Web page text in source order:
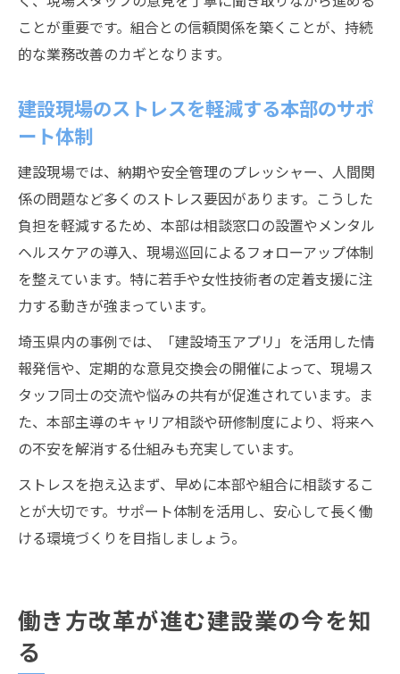
ことが重要です。組合との信頼関係を築くことが、持続
的な業務改善のカギとなります。
建設現場のストレスを軽減する本部のサポ
ート体制
建設現場では、納期や安全管理のプレッシャー、人間関
係の問題など多くのストレス要因があります。こうした
負担を軽減するため、本部は相談窓口の設置やメンタル
ヘルスケアの導入、現場巡回によるフォローアップ体制
を整えています。特に若手や女性技術者の定着支援に注
力する動きが強まっています。
埼玉県内の事例では、「建設埼玉アプリ」を活用した情
報発信や、定期的な意見交換会の開催によって、現場ス
タッフ同士の交流や悩みの共有が促進されています。ま
た、本部主導のキャリア相談や研修制度により、将来へ
の不安を解消する仕組みも充実しています。
ストレスを抱え込まず、早めに本部や組合に相談するこ
とが大切です。サポート体制を活用し、安心して長く働
ける環境づくりを目指しましょう。
働き方改革が進む建設業の今を知
る